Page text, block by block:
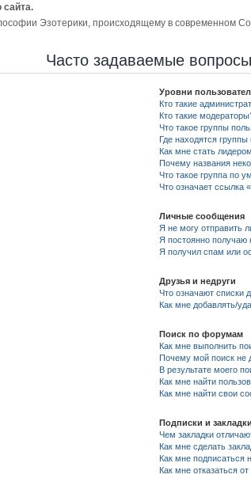
сайта.
Эзотерики, происходящему в современном
Часто задаваемые вопросы
Уровни
Кто такие
Кто такие
Что такое группы
Где находятся
Как мне стать
Почему названия
Что такое группа по
Что означает ссылка
Личные сообщения
Я не могу отправить
Я постоянно
Я получил спам или
Друзья и недруги
Что означают списки
Как мне добавлять/
Поиск по форумам
Как мне выполнить
Почему мой поиск не
В результате моего
Как мне найти
Как мне найти свои
Подписки и закладки
Чем закладки
Как мне сделать
Как мне подписаться
Как мне отказаться